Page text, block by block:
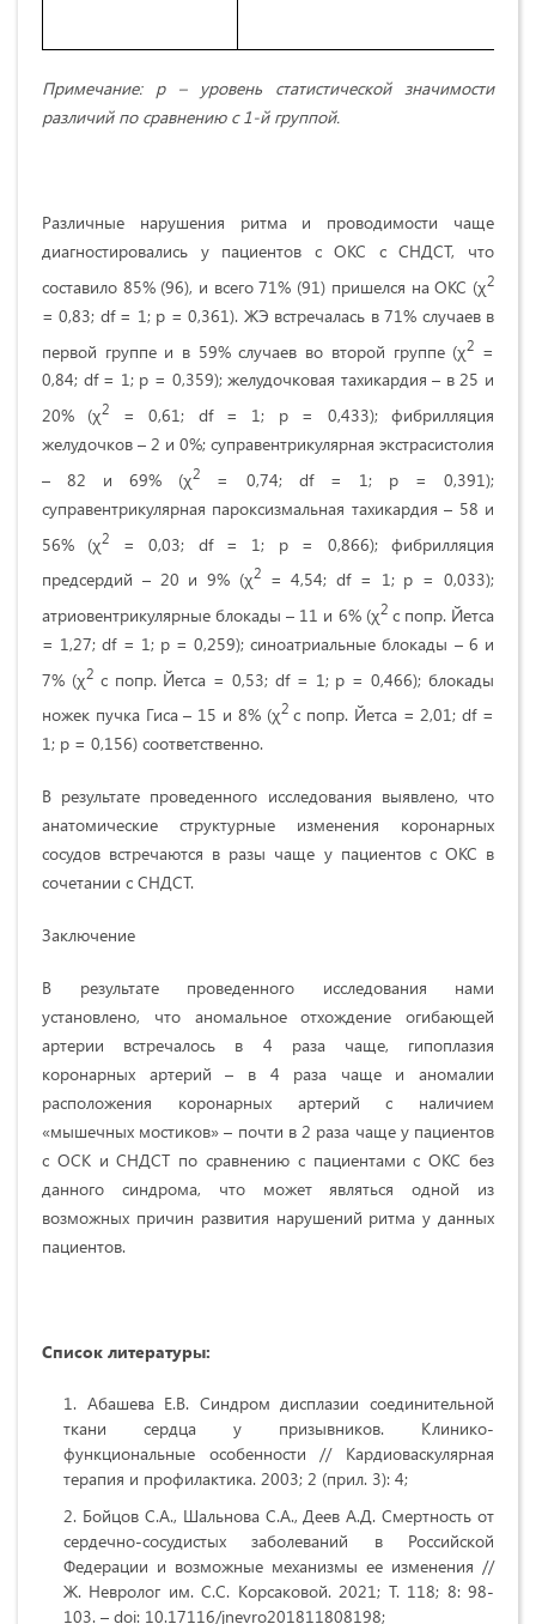
Примечание: p – уровень статистической значимости
различий по сравнению с 1-й группой.
Различные нарушения ритма и проводимости чаще
диагностировались у пациентов с ОКС с СНДСТ, что
составило 85% (96), и всего 71% (91) пришелся на ОКС (χ2
= 0,83; df = 1; p = 0,361). ЖЭ встречалась в 71% случаев в
первой группе и в 59% случаев во второй группе (χ2 =
0,84; df = 1; p = 0,359); желудочковая тахикардия – в 25 и
20% (χ2
= 0,61; df = 1; p = 0,433); фибрилляция
желудочков – 2 и 0%; суправентрикулярная экстрасистолия
– 82 и 69% (χ2
= 0,74; df = 1; p = 0,391);
суправентрикулярная пароксизмальная тахикардия – 58 и
56% (χ2
= 0,03; df = 1; p = 0,866); фибрилляция
предсердий – 20 и 9% (χ2= 4,54; df = 1; p = 0,033);
атриовентрикулярные блокады – 11 и 6% (χ2с попр. Йетса
= 1,27; df = 1; p = 0,259); синоатриальные блокады – 6 и
7% (χ2с попр. Йетса = 0,53; df = 1; p = 0,466); блокады
ножек пучка Гиса – 15 и 8% (χ2с попр. Йетса = 2,01; df =
1; p = 0,156) соответственно.
В результате проведенного исследования выявлено, что
анатомические структурные изменения коронарных
сосудов встречаются в разы чаще у пациентов с ОКС в
сочетании с СНДСТ.
Заключение
В результате проведенного исследования нами
установлено, что аномальное отхождение огибающей
артерии встречалось в 4 раза чаще, гипоплазия
коронарных артерий – в 4 раза чаще и аномалии
расположения коронарных артерий с наличием
«мышечных мостиков» – почти в 2 раза чаще у пациентов
с ОСК и СНДСТ по сравнению с пациентами с ОКС без
данного синдрома, что может являться одной из
возможных причин развития нарушений ритма у данных
пациентов.
Список литературы:
Абашева Е.В. Синдром дисплазии соединительной
ткани сердца у призывников. Клинико-
функциональные особенности // Кардиоваскулярная
терапия и профилактика. 2003; 2 (прил. 3): 4;
Бойцов С.А., Шальнова С.А., Деев А.Д. Смертность от
сердечно-сосудистых заболеваний в Российской
Федерации и возможные механизмы ее изменения //
Ж. Невролог им. С.С. Корсаковой. 2021; Т. 118; 8: 98-
103. – doi: 10.17116/jnevro201811808198;